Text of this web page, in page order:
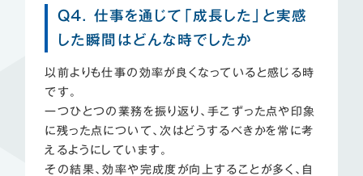
Q4. 仕事を通じて「成長した」と実感
した瞬間はどんな時でしたか
以前よりも仕事の効率が良くなっていると感じる時
です。
一つひとつの業務を振り返り、手こずった点や印象
に残った点について、次はどうするべきかを常に考
えるようにしています。
その結果、効率や完成度が向上することが多く、自